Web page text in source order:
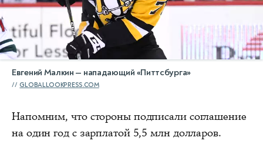
Евгений Малкин — нападающий «Питтсбурга»
GLOBALLOOKPRESS.COM
Напомним, что стороны подписали соглашение
на один год с зарплатой 5,5 млн долларов.